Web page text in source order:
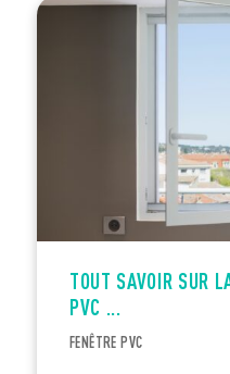
TOUT SAVOIR SUR
PVC ...
FENÊTRE PVC